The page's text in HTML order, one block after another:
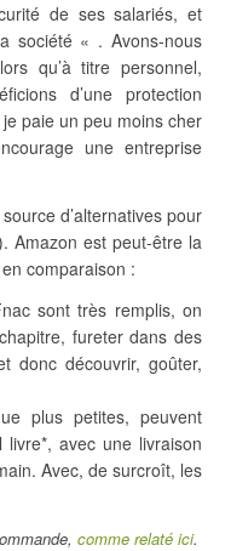
de ses salariés, et
société « . Avons-nous
qu’à titre personnel,
d’une protection
paie un peu moins cher
une entreprise
d’alternatives pour
Amazon est peut-être la
comparaison :
sont très remplis, on
fureter dans des
donc découvrir, goûter,
plus petites, peuvent
livre*, avec une livraison
Avec, de surcroît, les
comme relaté ici.